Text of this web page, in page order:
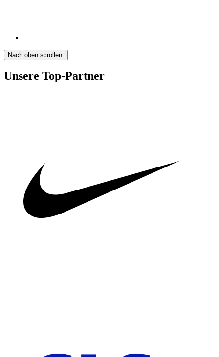
Nach oben scrollen.
Unsere Top-Partner